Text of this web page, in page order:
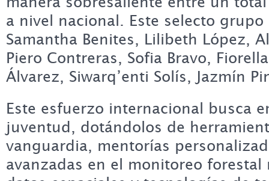
a nivel nacional. Este selecto
Samantha Benites, Lilibeth López,
Piero Contreras, Sofia Bravo,
Álvarez, Siwarq’enti Solís, Jazmín
Este esfuerzo internacional busca
juventud, dotándolos de
vanguardia, mentorías
avanzadas en el monitoreo forestal